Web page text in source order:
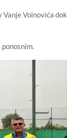
Vanje Voinovića dok